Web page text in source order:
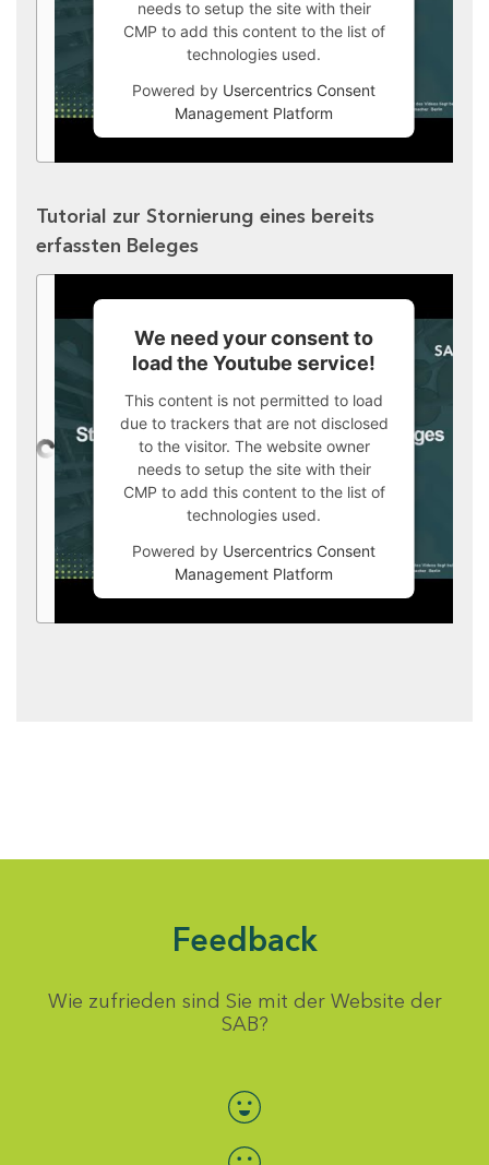
needs to setup the site with their
CMP to add this content to the list of
technologies used.
Powered by Usercentrics Consent
Management Platform
Tutorial zur Stornierung eines bereits
erfassten Beleges
We need your consent to
load the Youtube service!
This content is not permitted to load
due to trackers that are not disclosed
to the visitor. The website owner
needs to setup the site with their
CMP to add this content to the list of
technologies used.
Powered by Usercentrics Consent
Management Platform
Feedback
Wie zufrieden sind Sie mit der Website der
SAB?
Bewertung auswählen